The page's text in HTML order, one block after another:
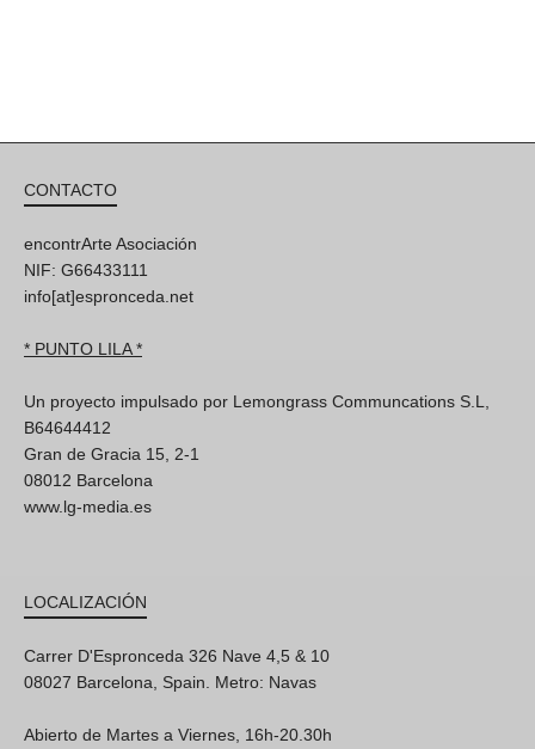
CONTACTO
encontrArte Asociación
NIF: G66433111
info[at]espronceda.net
* PUNTO LILA *
Un proyecto impulsado por Lemongrass Communcations S.L,
B64644412
Gran de Gracia 15, 2-1
08012 Barcelona
www.lg-media.es
LOCALIZACIÓN
Carrer D'Espronceda 326 Nave 4,5 & 10
08027 Barcelona, Spain. Metro: Navas
Abierto de Martes a Viernes, 16h-20.30h